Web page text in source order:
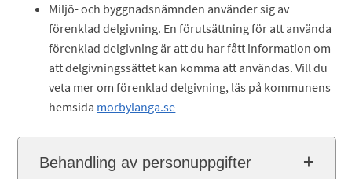
Miljö- och byggnadsnämnden använder sig av
förenklad delgivning. En förutsättning för att använda
förenklad delgivning är att du har fått information om
att delgivningssättet kan komma att användas. Vill du
veta mer om förenklad delgivning, läs på kommunens
hemsida morbylanga.se
Behandling av personuppgifter